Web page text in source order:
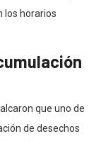
los horarios
que uno de
de desechos